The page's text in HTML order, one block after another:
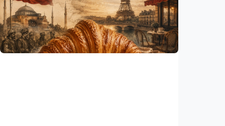
Gelombang panas bisa memicu kecemasan
hingga depresi pada anak, ini temuan
peneliti
Indonesia•06 Aug 2026